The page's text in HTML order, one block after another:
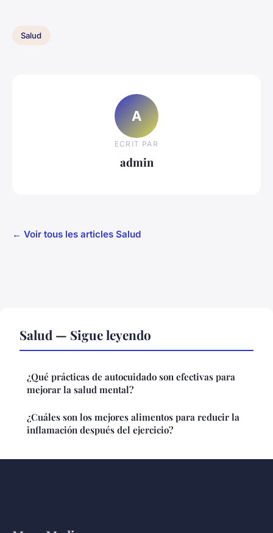
Salud
A
ECRIT PAR
admin
← Voir tous les articles Salud
Salud — Sigue leyendo
¿Qué prácticas de autocuidado son efectivas para
mejorar la salud mental?
¿Cuáles son los mejores alimentos para reducir la
inflamación después del ejercicio?